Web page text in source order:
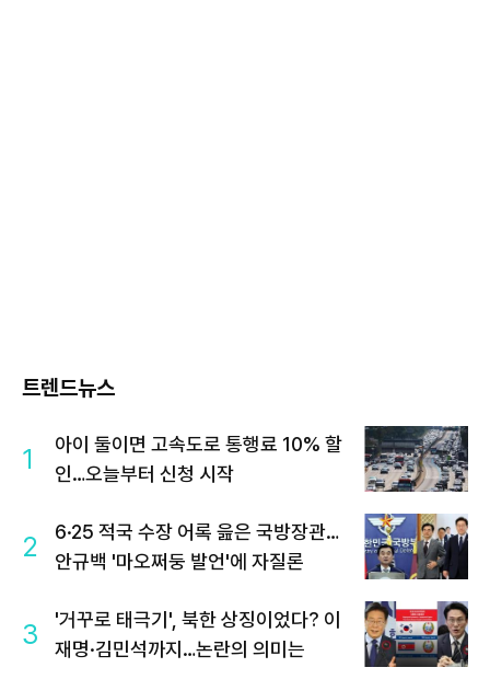
트렌드뉴스
1
아이 둘이면 고속도로 통행료 10% 할
인…오늘부터 신청 시작
2
6·25 적국 수장 어록 읊은 국방장관…
안규백 '마오쩌둥 발언'에 자질론
3
'거꾸로 태극기', 북한 상징이었다? 이
재명·김민석까지…논란의 의미는